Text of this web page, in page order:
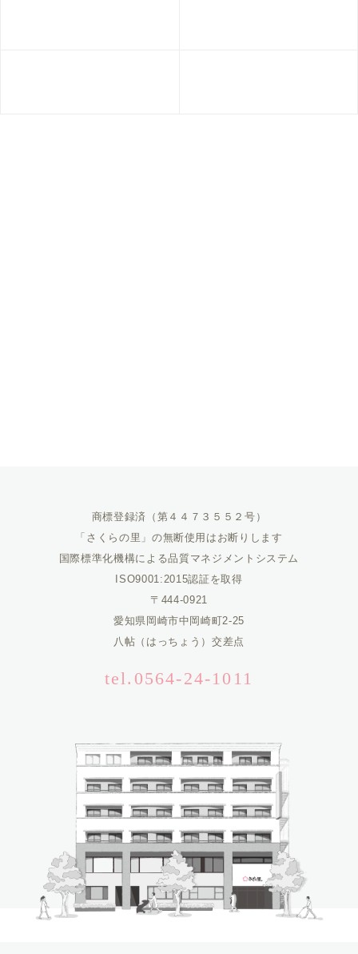
商標登録済（第４４７３５５２号）
「さくらの里」の無断使用はお断りします
国際標準化機構による品質マネジメントシステム
ISO9001:2015認証を取得
〒444-0921
愛知県岡崎市中岡崎町2-25
八帖（はっちょう）交差点
tel.0564-24-1011